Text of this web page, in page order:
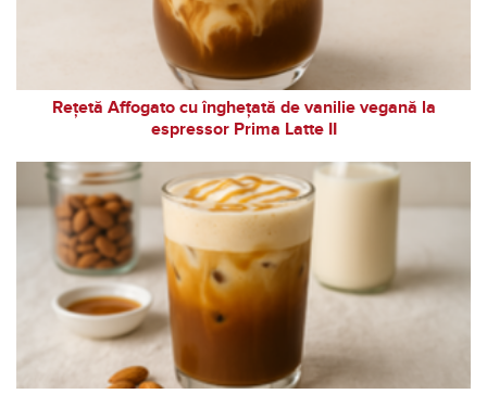
Rețetă Affogato cu înghețată de vanilie vegană la
espressor Prima Latte II